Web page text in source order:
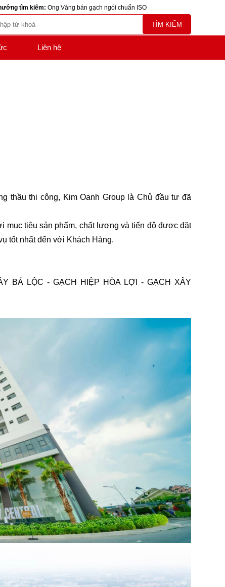
tìm kiếm: Ong Vàng bán gạch ngói chuẩn ISO
TÌM KIẾM
Liên hệ
thầu thi công, Kim Oanh Group là Chủ đầu tư đã
mục tiêu sản phẩm, chất lượng và tiến độ được đặt
tốt nhất đến với Khách Hàng.
BÁ LỘC - GẠCH HIỆP HÒA LỢI - GẠCH XÂY